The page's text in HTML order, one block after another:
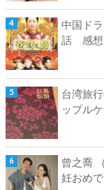
中国ド
話 感想
台湾旅
ップル
曾之喬
妊おめで